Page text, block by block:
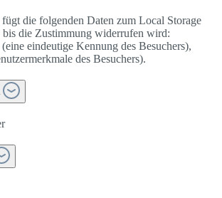
die folgenden Daten zum Local Storage
bis die Zustimmung widerrufen wird:
(eine eindeutige Kennung des Besuchers),
des Besuchers).